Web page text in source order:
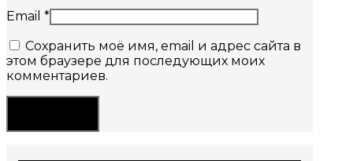
Email *
Сохранить моё имя, email и адрес сайта в
этом браузере для последующих моих
комментариев.